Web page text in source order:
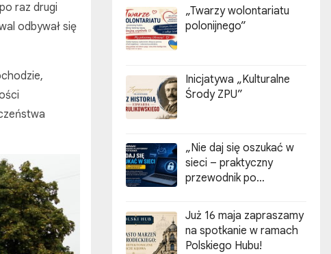
raz drugi
odbywał się
„Twarzy wolontariatu
polonijnego”
Inicjatywa „Kulturalne
Środy ZPU”
„Nie daj się oszukać w
sieci – praktyczny
przewodnik po
Już 16 maja zapraszamy
na spotkanie w ramach
Polskiego Hubu!